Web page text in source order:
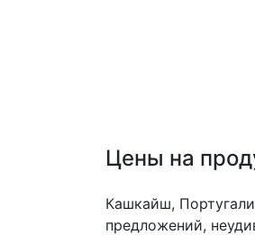
Цены на
Кашкайш,
предложений,